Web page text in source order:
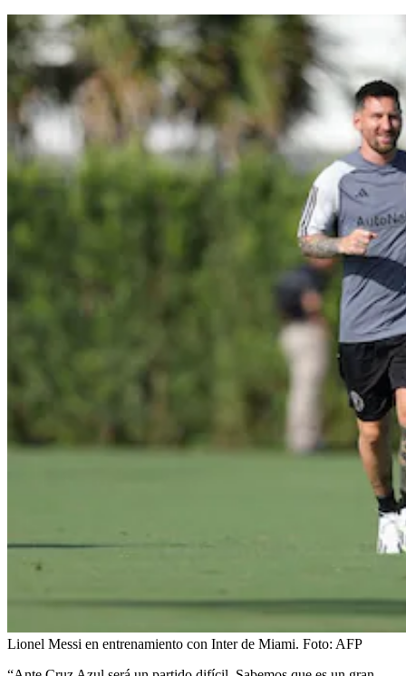
Lionel Messi en entrenamiento con Inter de Miami. Foto: AFP